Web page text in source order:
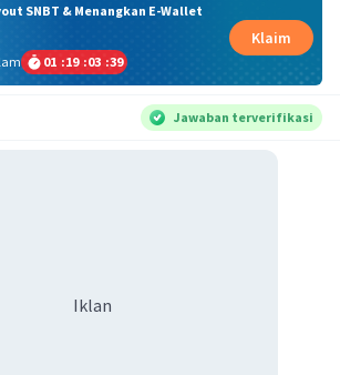
SNBT & Menangkan E-Wallet
01 :19 :03 :39
Klaim
Jawaban terverifikasi
Iklan